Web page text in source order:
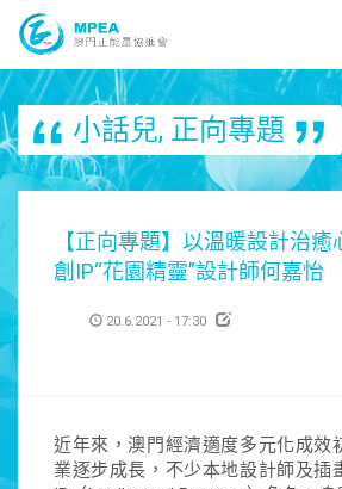
小話兒, 正向專題
【正向專題】以溫暖設計治
創IP“花園精靈”設計師何嘉怡
20.6.2021 - 17:30
近年來，澳門經濟適度多元化成效
業逐步成長，不少本地設計師及插